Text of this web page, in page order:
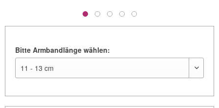
Bitte Armbandlänge wählen: